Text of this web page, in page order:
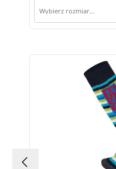
Wybierz rozmiar…
Pomiń galerię produktów